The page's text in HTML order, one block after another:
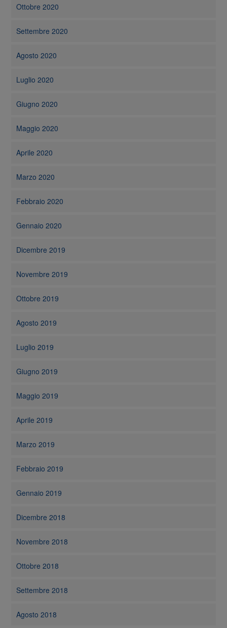
Ottobre 2020
Settembre 2020
Agosto 2020
Luglio 2020
Giugno 2020
Maggio 2020
Aprile 2020
Marzo 2020
Febbraio 2020
Gennaio 2020
Dicembre 2019
Novembre 2019
Ottobre 2019
Agosto 2019
Luglio 2019
Giugno 2019
Maggio 2019
Aprile 2019
Marzo 2019
Febbraio 2019
Gennaio 2019
Dicembre 2018
Novembre 2018
Ottobre 2018
Settembre 2018
Agosto 2018